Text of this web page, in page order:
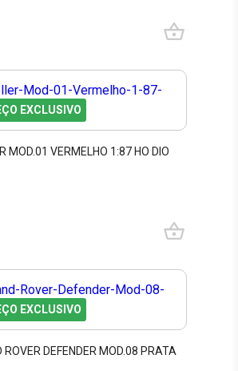
EXCLUSIVO
MOD.01 VERMELHO 1:87 HO DIO
EXCLUSIVO
DEFENDER MOD.08 PRATA